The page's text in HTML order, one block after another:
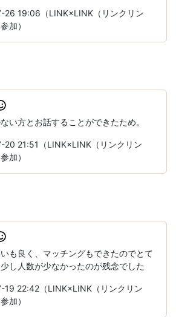
26 19:06（LINK×LINK（リンクリン
加）
い方とお話することができたため。
21:51（LINK×LINK（リンクリン
加）
も良く、マッチングもできたのでとて
し人数が少なかったのが残念でした
22:42（LINK×LINK（リンクリン
加）